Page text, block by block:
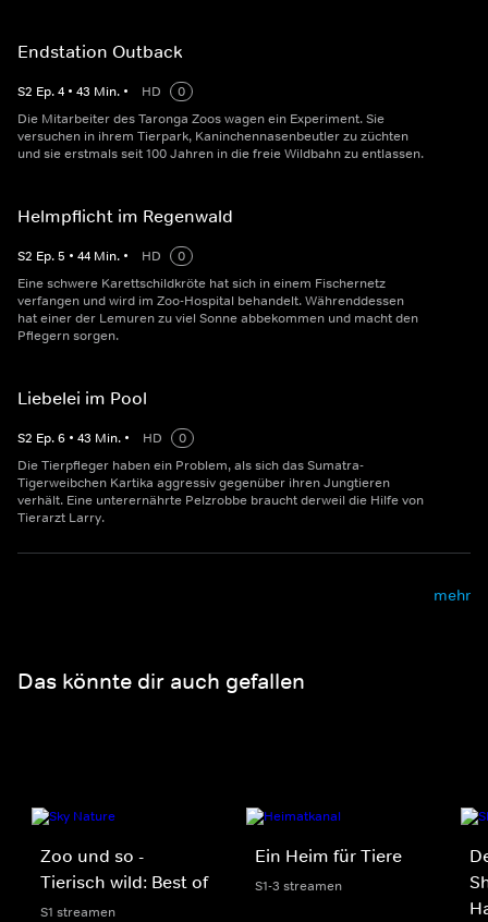
Endstation Outback
S2 Ep.4 • 43 Min. • HD
0
Die Mitarbeiter des Taronga Zoos wagen ein Experiment. Sie
versuchen in ihrem Tierpark, Kaninchennasenbeutler zu züchten
und sie erstmals seit 100 Jahren in die freie Wildbahn zu entlassen.
Helmpflicht im Regenwald
S2 Ep.5 • 44 Min. • HD
0
Eine schwere Karettschildkröte hat sich in einem Fischernetz
verfangen und wird im Zoo-Hospital behandelt. Währenddessen
hat einer der Lemuren zu viel Sonne abbekommen und macht den
Pflegern sorgen.
Liebelei im Pool
S2 Ep.6 • 43 Min. • HD
0
Die Tierpfleger haben ein Problem, als sich das Sumatra-
Tigerweibchen Kartika aggressiv gegenüber ihren Jungtieren
verhält. Eine unterernährte Pelzrobbe braucht derweil die Hilfe von
Tierarzt Larry.
mehr
Das könnte dir auch gefallen
Zoo und so -
Tierisch wild: Best of
S1 streamen
Ein Heim für Tiere
S1-3 streamen